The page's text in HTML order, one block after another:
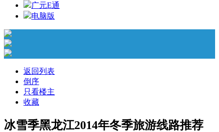
广元E通
电脑版
返回列表
倒序
只看楼主
收藏
冰雪季黑龙江2014年冬季旅游线路推荐